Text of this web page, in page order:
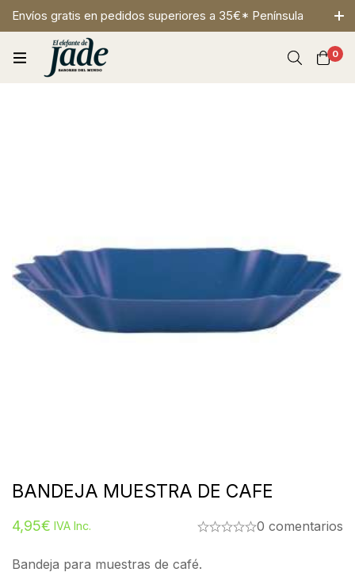
Envíos gratis en pedidos superiores a 35€* Península
0
BANDEJA MUESTRA DE CAFE
4,95€ IVA Inc. 0 comentarios
Bandeja para muestras de café.